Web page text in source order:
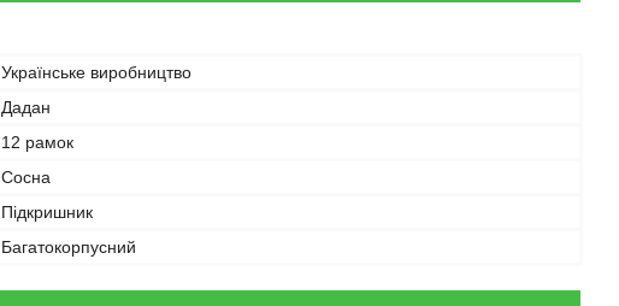
Українське виробництво
Дадан
12 рамок
Сосна
Підкришник
Багатокорпусний